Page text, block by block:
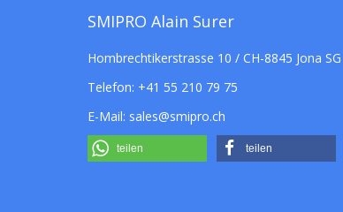
SMIPRO Alain Surer
Hombrechtikerstrasse 10 / CH-8845 Jona SG
Telefon: +41 55 210 79 75
E-Mail: sales@smipro.ch
teilen teilen